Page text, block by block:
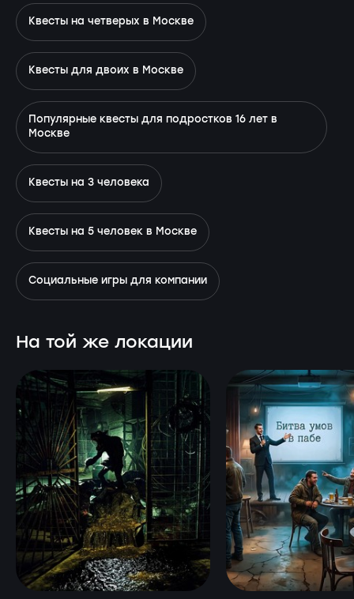
Квесты на четверых в Москве
Квесты для двоих в Москве
Популярные квесты для подростков 16 лет в
Москве
Квесты на 3 человека
Квесты на 5 человек в Москве
Социальные игры для компании
На той же локации